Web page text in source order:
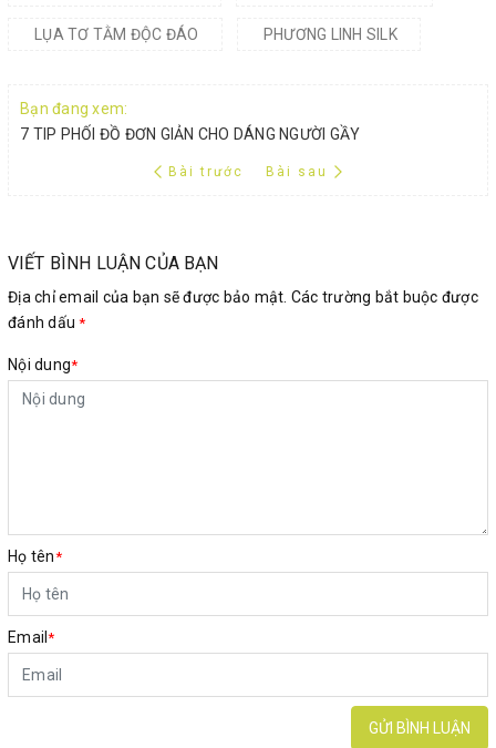
LỤA TƠ TẰM ĐỘC ĐÁO PHƯƠNG LINH SILK
Bạn đang xem:
7 TIP PHỐI ĐỒ ĐƠN GIẢN CHO DÁNG NGƯỜI GẦY
Bài trước Bài sau
VIẾT BÌNH LUẬN CỦA BẠN
Địa chỉ email của bạn sẽ được bảo mật. Các trường bắt buộc được
đánh dấu*
Nội dung*
Họ tên*
Email*
GỬI BÌNH LUẬN